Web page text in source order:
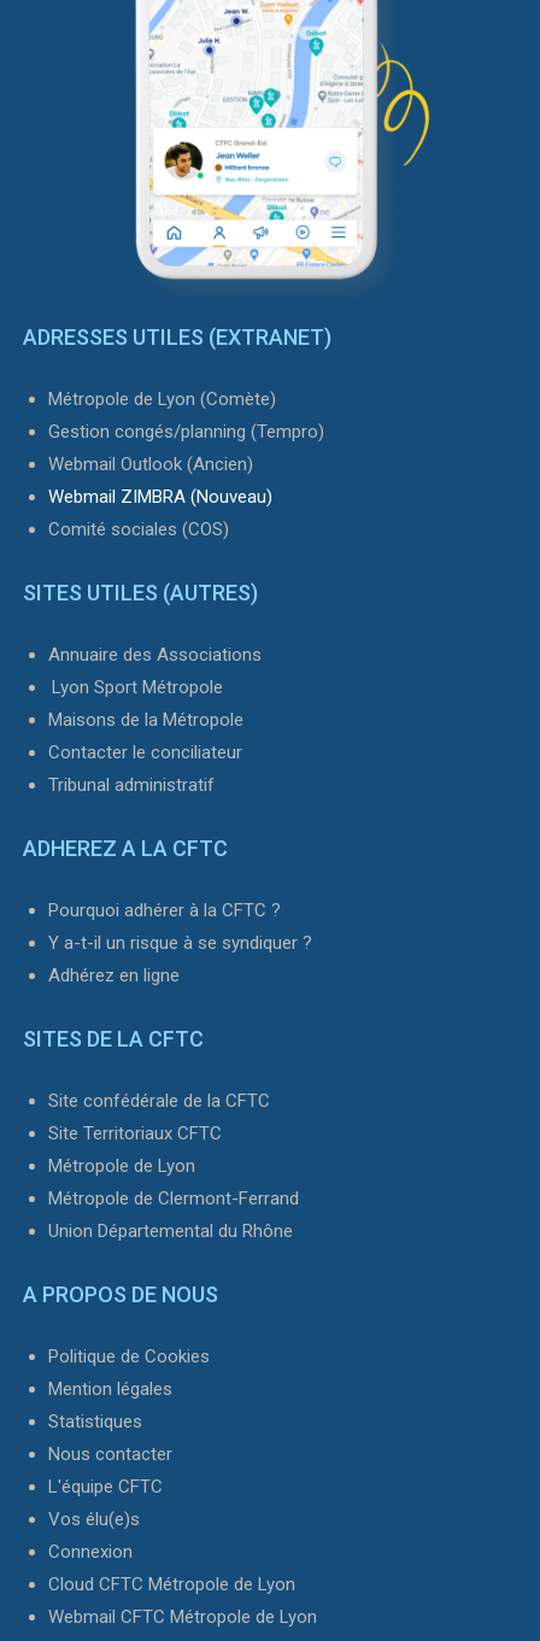
ADRESSES UTILES (EXTRANET)
Métropole de Lyon (Comète)
Gestion congés/planning (Tempro)
Webmail Outlook (Ancien)
Webmail ZIMBRA (Nouveau)
Comité sociales (COS)
SITES UTILES (AUTRES)
Annuaire des Associations
Lyon Sport Métropole
Maisons de la Métropole
Contacter le conciliateur
Tribunal administratif
ADHEREZ A LA CFTC
Pourquoi adhérer à la CFTC ?
Y a-t-il un risque à se syndiquer ?
Adhérez en ligne
SITES DE LA CFTC
Site confédérale de la CFTC
Site Territoriaux CFTC
Métropole de Lyon
Métropole de Clermont-Ferrand
Union Départemental du Rhône
A PROPOS DE NOUS
Politique de Cookies
Mention légales
Statistiques
Nous contacter
L'équipe CFTC
Vos élu(e)s
Connexion
Cloud CFTC Métropole de Lyon
Webmail CFTC Métropole de Lyon